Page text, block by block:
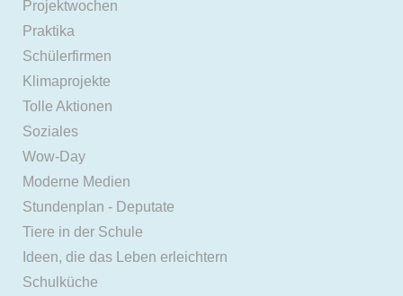
Projektwochen
Praktika
Schülerfirmen
Klimaprojekte
Tolle Aktionen
Soziales
Wow-Day
Moderne Medien
Stundenplan - Deputate
Tiere in der Schule
Ideen, die das Leben erleichtern
Schulküche